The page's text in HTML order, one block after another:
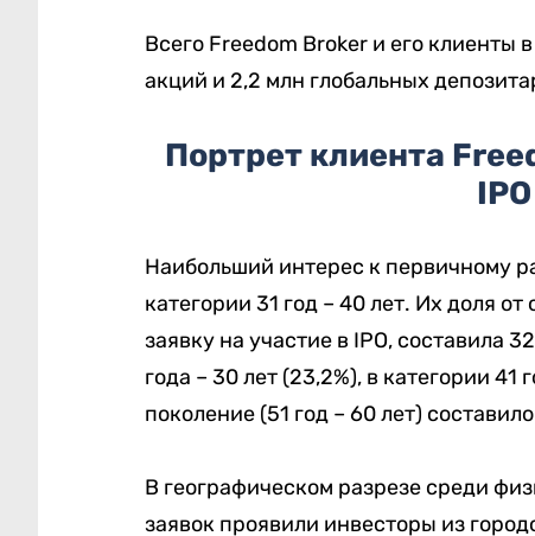
Всего Freedom Broker и его клиенты
акций и 2,2 млн глобальных
Портрет клиента
Наибольший интерес к первичному
категории 31 год – 40 лет. Их доля
заявку на участие в IPO, составила
года – 30 лет (23,2%), в категории
поколение (51 год – 60 лет)
В географическом разрезе среди
заявок проявили инвесторы из